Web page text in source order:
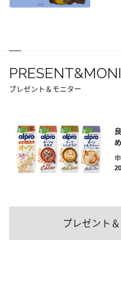
プレゼント＆モニター
プレゼント